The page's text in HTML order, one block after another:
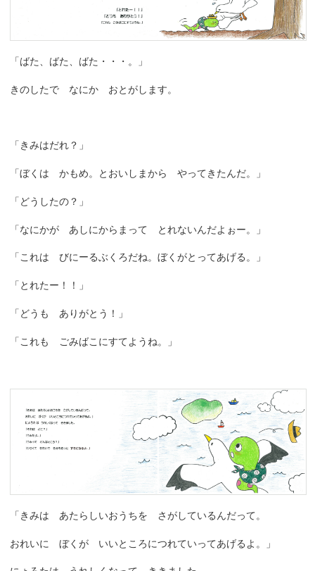
「ばた、ばた、ばた・・・。」
きのしたで なにか おとがします。
「きみはだれ？」
「ぼくは かもめ。とおいしまから やってきたんだ。」
「どうしたの？」
「なにかが あしにからまって とれないんだよぉー。」
「これは びにーるぶくろだね。ぼくがとってあげる。」
「とれたー！！」
「どうも ありがとう！」
「これも ごみばこにすてようね。」
「きみは あたらしいおうちを さがしているんだって。
おれいに ぼくが いいところにつれていってあげるよ。」